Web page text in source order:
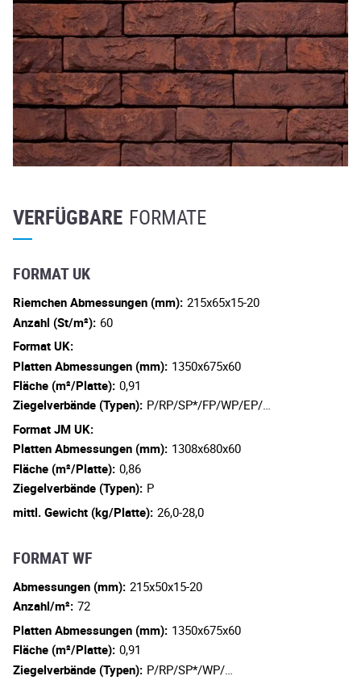
VERFÜGBARE FORMATE
FORMAT UK
Riemchen Abmessungen (mm): 215x65x15-20
Anzahl (St/m²): 60
Format UK:
Platten Abmessungen (mm): 1350x675x60
Fläche (m²/Platte): 0,91
Ziegelverbände (Typen): P/RP/SP*/FP/WP/EP/…
Format JM UK:
Platten Abmessungen (mm): 1308x680x60
Fläche (m²/Platte): 0,86
Ziegelverbände (Typen): P
mittl. Gewicht (kg/Platte): 26,0-28,0
FORMAT WF
Abmessungen (mm): 215x50x15-20
Anzahl/m²: 72
Platten Abmessungen (mm): 1350x675x60
Fläche (m²/Platte): 0,91
Ziegelverbände (Typen): P/RP/SP*/WP/…